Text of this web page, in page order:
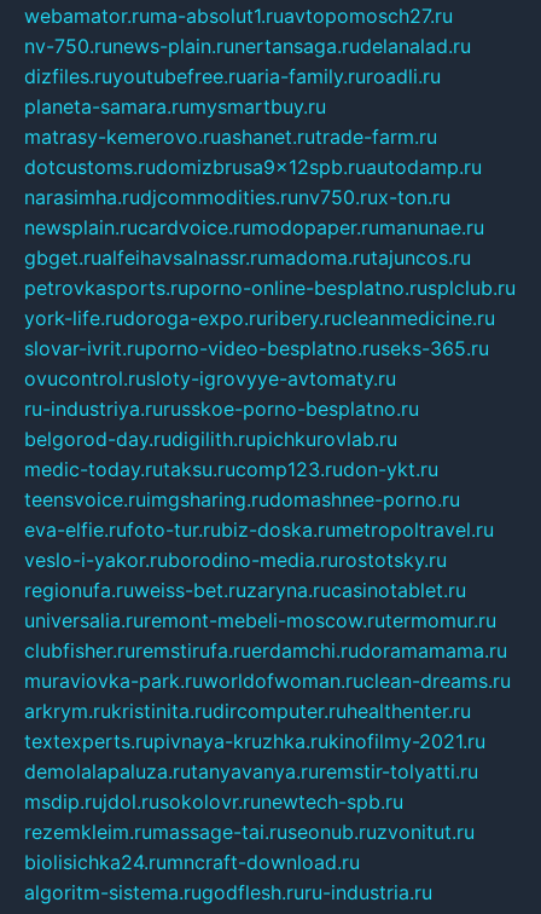
webamator.ruma-absolut1.ruavtopomosch27.ru
nv-750.runews-plain.runertansaga.rudelanalad.ru
dizfiles.ruyoutubefree.ruaria-family.ruroadli.ru
planeta-samara.rumysmartbuy.ru
matrasy-kemerovo.ruashanet.rutrade-farm.ru
dotcustoms.rudomizbrusa9x12spb.ruautodamp.ru
narasimha.rudjcommodities.runv750.rux-ton.ru
newsplain.rucardvoice.rumodopaper.rumanunae.ru
gbget.rualfeihavsalnassr.rumadoma.rutajuncos.ru
petrovkasports.ruporno-online-besplatno.rusplclub.ru
york-life.rudoroga-expo.ruribery.rucleanmedicine.ru
slovar-ivrit.ruporno-video-besplatno.ruseks-365.ru
ovucontrol.rusloty-igrovyye-avtomaty.ru
ru-industriya.rurusskoe-porno-besplatno.ru
belgorod-day.rudigilith.rupichkurovlab.ru
medic-today.rutaksu.rucomp123.rudon-ykt.ru
teensvoice.ruimgsharing.rudomashnee-porno.ru
eva-elfie.rufoto-tur.rubiz-doska.rumetropoltravel.ru
veslo-i-yakor.ruborodino-media.rurostotsky.ru
regionufa.ruweiss-bet.ruzaryna.rucasinotablet.ru
universalia.ruremont-mebeli-moscow.rutermomur.ru
clubfisher.ruremstirufa.ruerdamchi.rudoramamama.ru
muraviovka-park.ruworldofwoman.ruclean-dreams.ru
arkrym.rukristinita.rudircomputer.ruhealthenter.ru
textexperts.rupivnaya-kruzhka.rukinofilmy-2021.ru
demolalapaluza.rutanyavanya.ruremstir-tolyatti.ru
msdip.rujdol.rusokolovr.runewtech-spb.ru
rezemkleim.rumassage-tai.ruseonub.ruzvonitut.ru
biolisichka24.rumncraft-download.ru
algoritm-sistema.rugodflesh.ruru-industria.ru